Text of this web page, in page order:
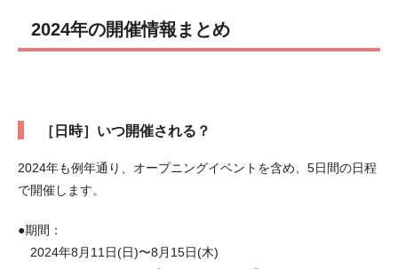
2024年の開催情報まとめ
［日時］いつ開催される？
2024年も例年通り、オープニングイベントを含め、5日間の日程
で開催します。
●期間：
2024年8月11日(日)〜8月15日(木)